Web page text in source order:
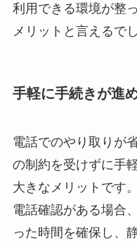
利用できる環境が整
メリットと言えるで
手軽に手続きが進
電話でのやり取りが
の制約を受けずに手
大きなメリットです。
電話確認がある場合
った時間を確保し、